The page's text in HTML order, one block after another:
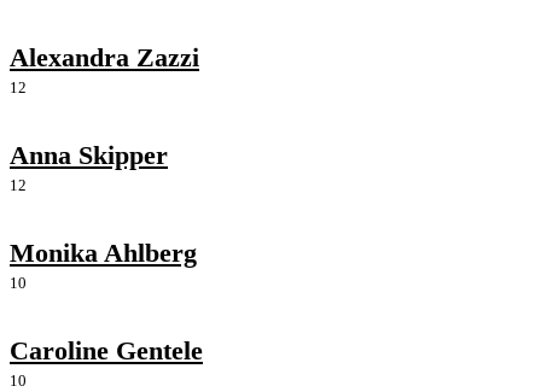
Alexandra Zazzi
12
Anna Skipper
12
Monika Ahlberg
10
Caroline Gentele
10